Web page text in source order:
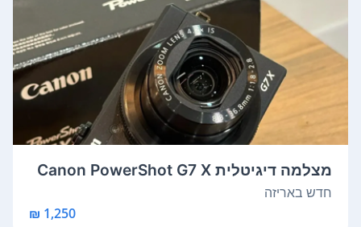
מצלמה דיגיטלית Canon PowerShot G7 X
Mark...
חדש באריזה
1,250 ₪